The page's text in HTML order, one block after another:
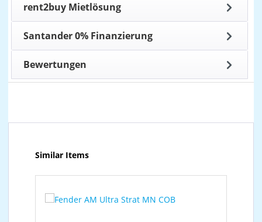
rent2buy Mietlösung
Santander 0% Finanzierung
Bewertungen
Produktgalerie überspringen
Similar Items